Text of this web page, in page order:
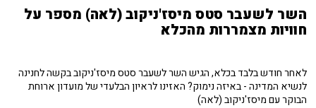
השר לשעבר סטס מיסז'ניקוב (לאה) מספר על
חוויות מצמררות מהכלא
לאחר חודש בלבד בכלא, הגיש השר לשעבר סטס מיסז'ניקוב בקשה לחנינה
לנשיא המדינה - באיזה נימוק? האזינו לראיון הבלעדי של מועדון ארוחת
הבוקר עם מיסז'ניקוב (לאה)